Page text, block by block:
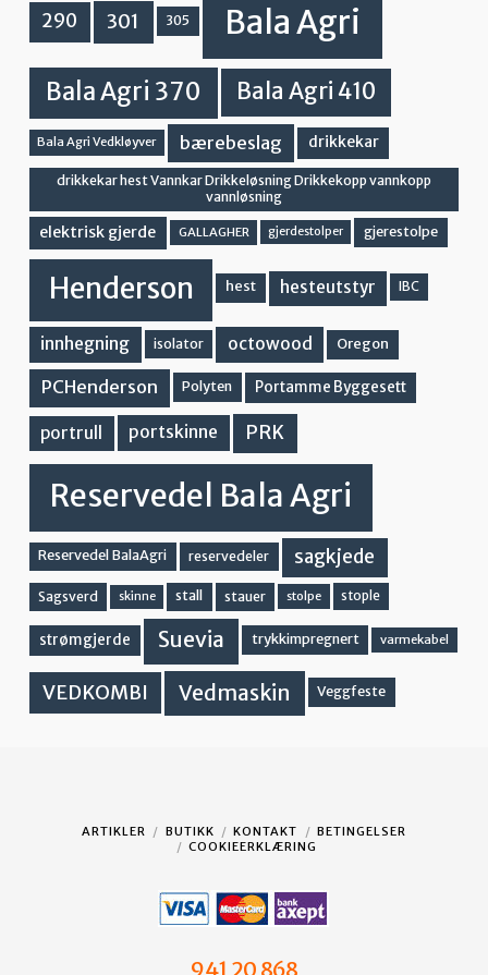
290 301 305 Bala Agri
Bala Agri 370 Bala Agri 410
Bala Agri Vedkløyver bærebeslag drikkekar
drikkekar hest Vannkar Drikkeløsning Drikkekopp vannkopp
vannløsning
elektrisk gjerde GALLAGHER gjerdestolper gjerestolpe
Henderson hest hesteutstyr IBC
innhegning isolator octowood Oregon
PCHenderson Polyten Portamme Byggesett
portrull portskinne PRK
Reservedel Bala Agri
Reservedel BalaAgri reservedeler sagkjede
Sagsverd skinne stall stauer stolpe stople
strømgjerde Suevia trykkimpregnert varmekabel
VEDKOMBI Vedmaskin Veggfeste
ARTIKLER BUTIKK KONTAKT
BETINGELSER
COOKIEERKLÆRING
941 20 868